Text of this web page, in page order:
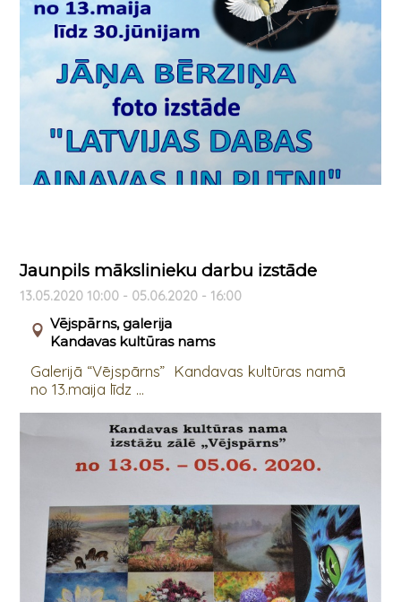
Jaunpils mākslinieku darbu izstāde
13.05.2020 10:00 - 05.06.2020 - 16:00
Vējspārns, galerija
Kandavas kultūras nams
Galerijā “Vējspārns” Kandavas kultūras namā
no 13.maija līdz ...